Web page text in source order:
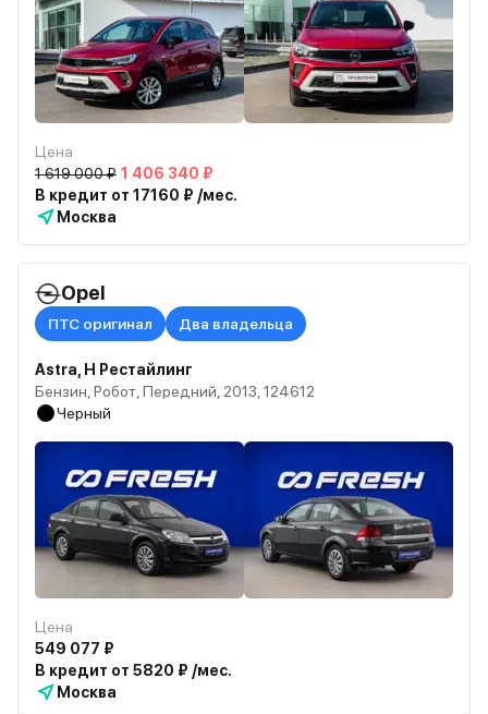
Цена
1 619 000 ₽ 1 406 340 ₽
В кредит от 17160 ₽ /мес.
Москва
Opel
ПТС оригинал Два владельца
Astra, H Рестайлинг
Бензин, Робот, Передний, 2013, 124612
Черный
Цена
549 077 ₽
В кредит от 5820 ₽ /мес.
Москва